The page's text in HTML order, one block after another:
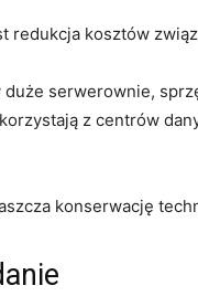
redukcja kosztów
serwerownie,
z centrów
konserwację